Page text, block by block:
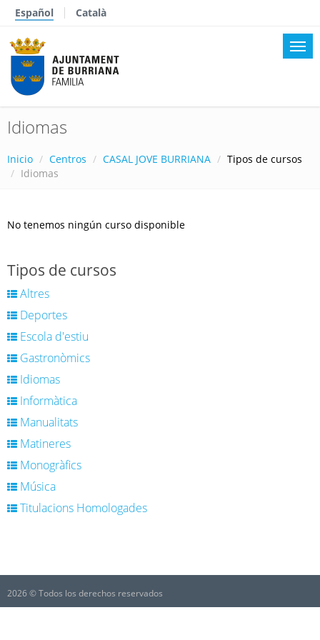
Español Català
Idiomas
Inicio Centros CASAL JOVE BURRIANA
Tipos de cursos
Idiomas
No tenemos ningún curso disponible
Tipos de cursos
Altres
Deportes
Escola d'estiu
Gastronòmics
Idiomas
Informàtica
Manualitats
Matineres
Monogràfics
Música
Titulacions Homologades
2026 © Todos los derechos reservados